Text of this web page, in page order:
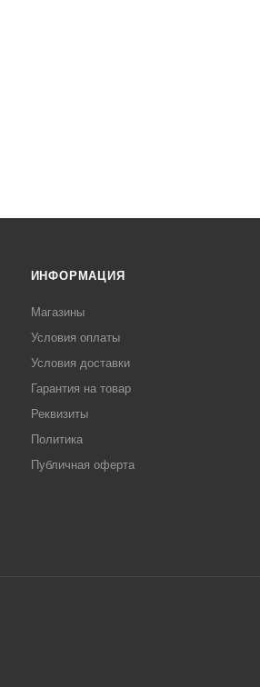
ИНФОРМАЦИЯ
Магазины
Условия оплаты
Условия доставки
Гарантия на товар
Реквизиты
Политика
Публичная оферта